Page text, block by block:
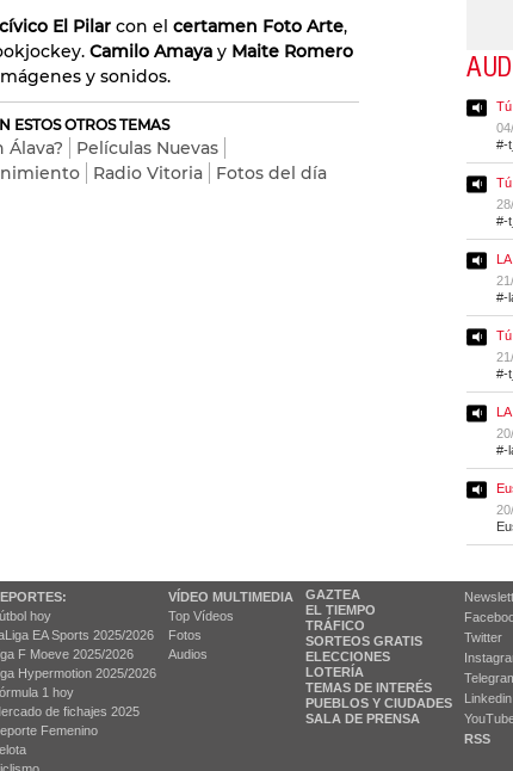
El Pilar con el certamen Foto Arte,
Camilo Amaya y Maite Romero
y sonidos.
ESTOS OTROS TEMAS
Álava?
Películas Nuevas
Radio Vitoria Fotos del día
#-
#-
#-
#-
#-
hoy
EA Sports 2025/2026
F Moeve 2025/2026
Hypermotion 2025/2026
1 hoy
de fichajes 2025
Femenino
VÍDEO MULTIMEDIA
Top Vídeos
Fotos
Audios
GAZTEA
EL TIEMPO
TRÁFICO
SORTEOS GRATIS
ELECCIONES
LOTERÍA
TEMAS DE INTERÉS
PUEBLOS Y CIUDADES
SALA DE PRENSA
Twitter
Linkedin
RSS